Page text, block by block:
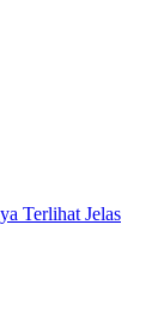
Terlihat Jelas